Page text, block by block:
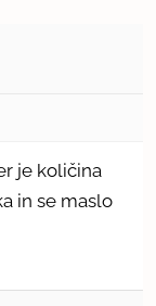
je količina
in se maslo